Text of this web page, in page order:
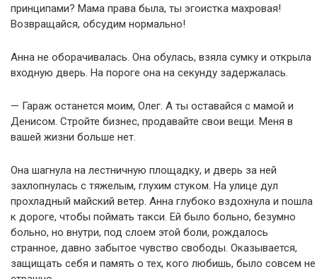
принципами? Мама права была, ты эгоистка махровая!
Возвращайся, обсудим нормально!
Анна не оборачивалась. Она обулась, взяла сумку и открыла
входную дверь. На пороге она на секунду задержалась.
— Гараж останется моим, Олег. А ты оставайся с мамой и
Денисом. Стройте бизнес, продавайте свои вещи. Меня в
вашей жизни больше нет.
Она шагнула на лестничную площадку, и дверь за ней
захлопнулась с тяжелым, глухим стуком. На улице дул
прохладный майский ветер. Анна глубоко вздохнула и пошла
к дороге, чтобы поймать такси. Ей было больно, безумно
больно, но внутри, под слоем этой боли, рождалось
странное, давно забытое чувство свободы. Оказывается,
защищать себя и память о тех, кого любишь, было совсем не